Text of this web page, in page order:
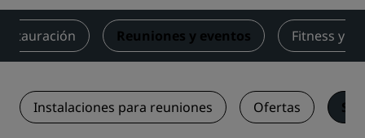
Reuniones y eventos Fitness y
Instalaciones para reuniones Ofertas